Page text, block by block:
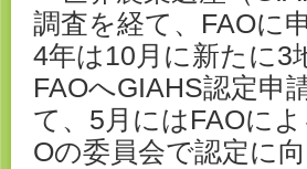
調査を経て、FAOに
4年は10月に新たに3
FAOへGIAHS認定申
て、5月にはFAOに
Oの委員会で認定に